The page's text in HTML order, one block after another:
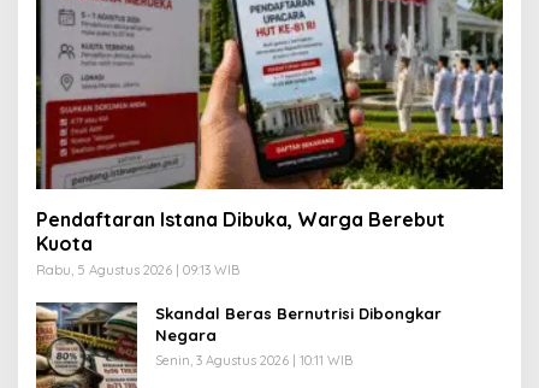
Pendaftaran Istana Dibuka, Warga Berebut
Kuota
Rabu, 5 Agustus 2026 | 09:13 WIB
Skandal Beras Bernutrisi Dibongkar
Negara
Senin, 3 Agustus 2026 | 10:11 WIB